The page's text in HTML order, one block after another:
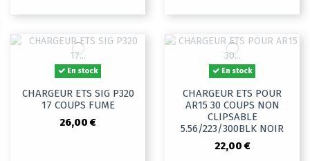
En stock
CHARGEUR ETS SIG P320
17 COUPS FUME
26,00 €
En stock
CHARGEUR ETS POUR
AR15 30 COUPS NON
CLIPSABLE
5.56/223/300BLK NOIR
22,00 €